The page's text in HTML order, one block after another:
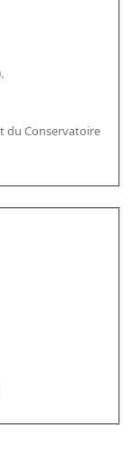
Gallica
siècle à nos jours
du Conservatoire